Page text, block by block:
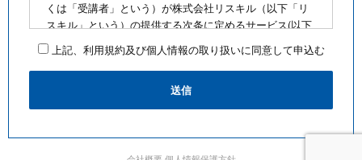
くは「受講者」という）が株式会社リスキル（以下「リ
スキル」という）の提供する次条に定めるサービス(以下
「公開講座」という)を利用するにあたり、お客様に遵守
していただく事項を定めたものです。
■公開講座お申込みにあたって
・最少催行人数を満たさないなど合理的な事由がある場
とします
上記、利用規約及び個人情報の取り扱いに同意して申込む